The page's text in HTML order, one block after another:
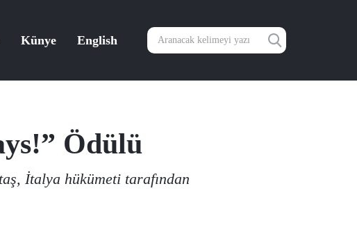
Künye English
Ödülü
İtalya hükümeti tarafından